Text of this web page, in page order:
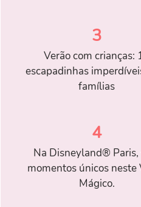
3
Verão com crianças:
escapadinhas
famílias
4
Na Disneyland® Paris,
momentos únicos neste
Mágico.